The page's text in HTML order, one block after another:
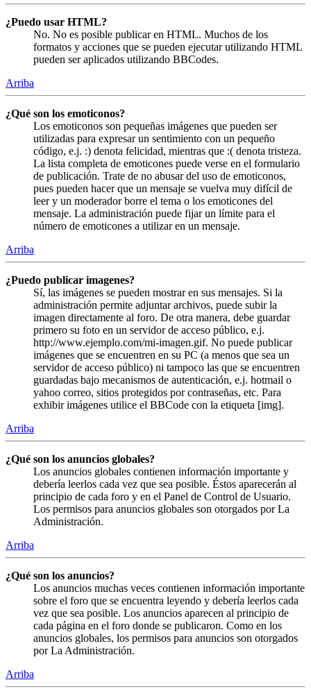
¿Puedo usar HTML?
No. No es posible publicar en HTML. Muchos de los
formatos y acciones que se pueden ejecutar utilizando HTML
pueden ser aplicados utilizando BBCodes.
Arriba
¿Qué son los emoticonos?
Los emoticonos son pequeñas imágenes que pueden ser
utilizadas para expresar un sentimiento con un pequeño
código, e.j. :) denota felicidad, mientras que :( denota tristeza.
La lista completa de emoticones puede verse en el formulario
de publicación. Trate de no abusar del uso de emoticonos,
pues pueden hacer que un mensaje se vuelva muy difícil de
leer y un moderador borre el tema o los emoticones del
mensaje. La administración puede fijar un límite para el
número de emoticones a utilizar en un mensaje.
Arriba
¿Puedo publicar imagenes?
Sí, las imágenes se pueden mostrar en sus mensajes. Si la
administración permite adjuntar archivos, puede subir la
imagen directamente al foro. De otra manera, debe guardar
primero su foto en un servidor de acceso público, e.j.
http://www.ejemplo.com/mi-imagen.gif. No puede publicar
imágenes que se encuentren en su PC (a menos que sea un
servidor de acceso público) ni tampoco las que se encuentren
guardadas bajo mecanismos de autenticación, e.j. hotmail o
yahoo correo, sitios protegidos por contraseñas, etc. Para
exhibir imágenes utilice el BBCode con la etiqueta [img].
Arriba
¿Qué son los anuncios globales?
Los anuncios globales contienen información importante y
debería leerlos cada vez que sea posible. Éstos aparecerán al
principio de cada foro y en el Panel de Control de Usuario.
Los permisos para anuncios globales son otorgados por La
Administración.
Arriba
¿Qué son los anuncios?
Los anuncios muchas veces contienen información importante
sobre el foro que se encuentra leyendo y debería leerlos cada
vez que sea posible. Los anuncios aparecen al principio de
cada página en el foro donde se publicaron. Como en los
anuncios globales, los permisos para anuncios son otorgados
por La Administración.
Arriba